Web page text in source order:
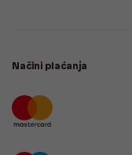
Načini plaćanja